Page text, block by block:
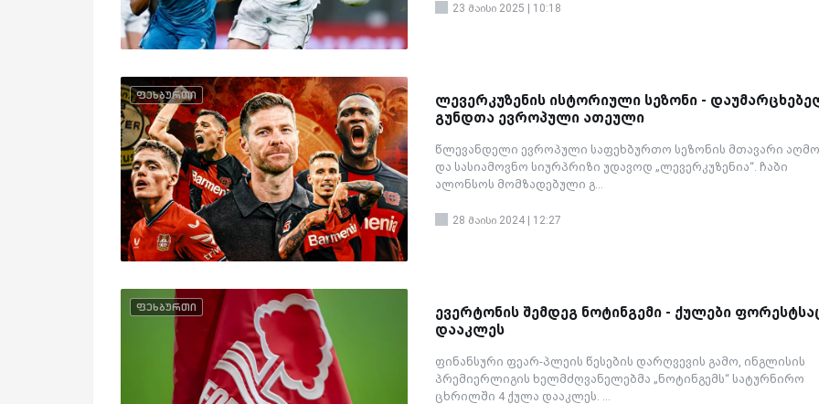
23 მაისი 2025 | 10:18
ფეხბურთი
ლევერკუზენის ისტორიული სეზონი -
გუნდთა ევროპული ათეული
წლევანდელი ევროპული საფეხბურთო სეზონის მთავარი
და სასიამოვნო სიურპრიზი უდავოდ „ლევერკუზენია“. ჩაბი
ალონსოს მომზადებული გ...
28 მაისი 2024 | 12:27
ფეხბურთი
ევერტონის შემდეგ ნოტინგემი - ქულები
დააკლეს
ფინანსური ფეარ-პლეის წესების დარღვევის გამო, ინგლისის
პრემიერლიგის ხელმძღვანელებმა „ნოტინგემს“ სატურნირო
ცხრილში 4 ქულა დააკლეს. ...